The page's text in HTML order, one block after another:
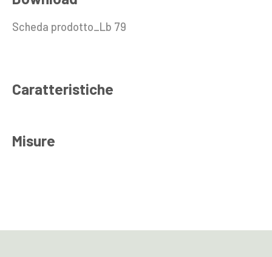
Scheda prodotto_Lb 79
Caratteristiche
Misure